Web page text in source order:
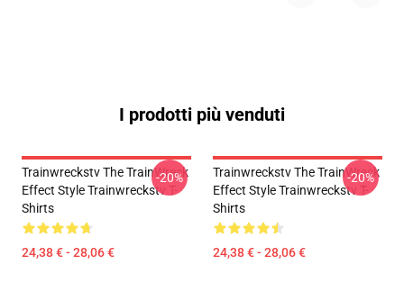
I prodotti più venduti
Trainwreckstv The TrainWreck
Effect Style Trainwreckstv T-
Shirts
24,38 € - 28,06 €
-20%
Trainwreckstv The TrainWreck
Effect Style Trainwreckstv T-
Shirts
24,38 € - 28,06 €
-20%